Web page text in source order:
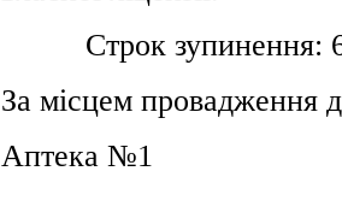
Строк зупинення: 6
За місцем провадження
Аптека №1